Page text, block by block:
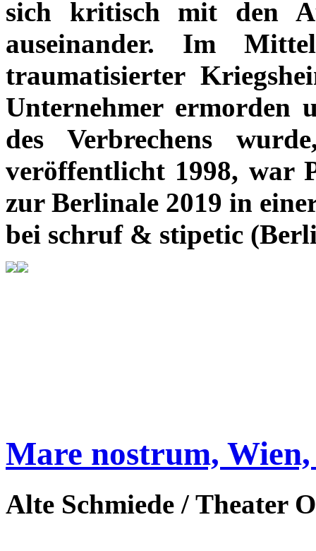
sich kritisch mit den
auseinander. Im
traumatisierter
Unternehmer ermorden
des Verbrechens
veröffentlicht 1998, war
zur Berlinale 2019 in
bei schruf & stipetic
Mare nostrum, Wien,
Alte Schmiede / Theater